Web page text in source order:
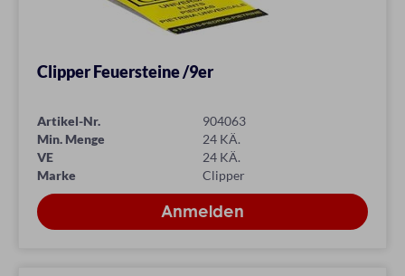
Clipper Feuersteine /9er
Artikel-Nr.
904063
Min. Menge
24 KÄ.
VE
24 KÄ.
Marke
Clipper